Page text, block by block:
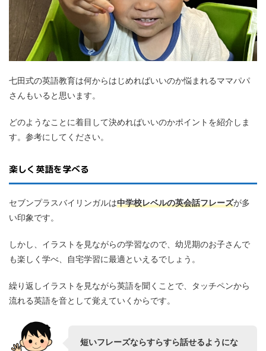
七田式の英語教育は何からはじめればいいのか悩まれるママパパ
さんもいると思います。
どのようなことに着目して決めればいいのかポイントを紹介しま
す。参考にしてください。
楽しく英語を学べる
セブンプラスバイリンガルは中学校レベルの英会話フレーズが多
い印象です。
しかし、イラストを見ながらの学習なので、幼児期のお子さんで
も楽しく学べ、自宅学習に最適といえるでしょう。
繰り返しイラストを見ながら英語を聞くことで、タッチペンから
流れる英語を音として覚えていくからです。
短いフレーズならすらすら話せるようにな